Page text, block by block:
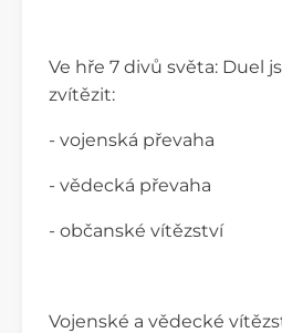
Ve hře 7 divů světa: Duel
zvítězit:
- vojenská převaha
- vědecká převaha
- občanské vítězství
Vojenské a vědecké